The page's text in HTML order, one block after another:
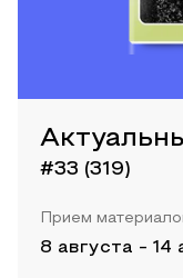
#33 (319)
Прием
8 августа - 14